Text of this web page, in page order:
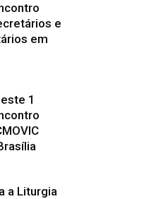
e
em
1
a Liturgia